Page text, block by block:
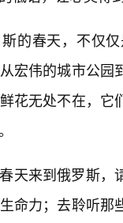
的春天，不仅
宏伟的城市公
花无处不在，
天来到俄罗斯，
命力；去聆听